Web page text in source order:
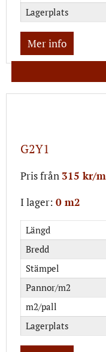
Lagerplats
Mer info
G2Y1
Pris från 315 kr/
I lager: 0 m2
Längd
Bredd
Stämpel
Pannor/m2
m2/pall
Lagerplats